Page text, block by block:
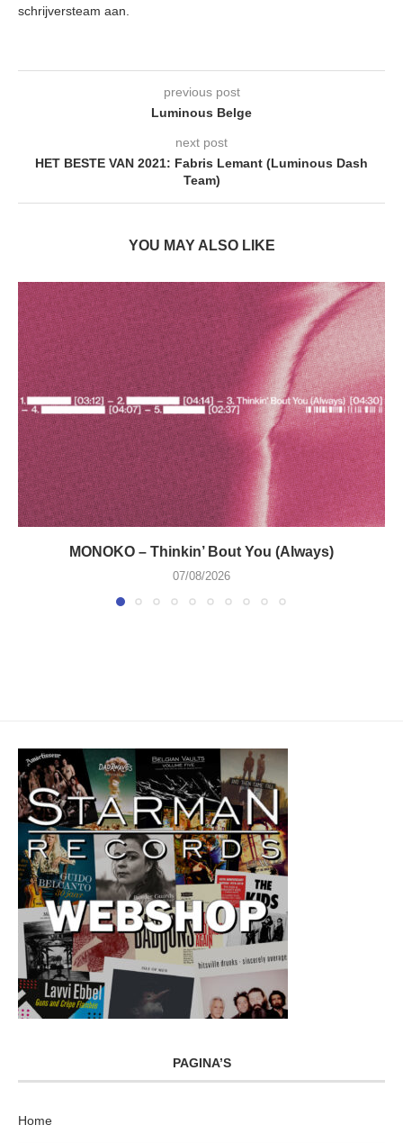
schrijversteam aan.
previous post
Luminous Belge
next post
HET BESTE VAN 2021: Fabris Lemant (Luminous Dash
Team)
YOU MAY ALSO LIKE
MONOKO – Thinkin’ Bout You (Always)
07/08/2026
PAGINA’S
Home